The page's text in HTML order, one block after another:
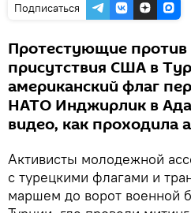
Подписаться
Протестующие против
присутствия США в
американский флаг
НАТО Инджирлик в
видео, как проходила
Активисты молодежной
с турецкими флагами и
маршем до ворот военной